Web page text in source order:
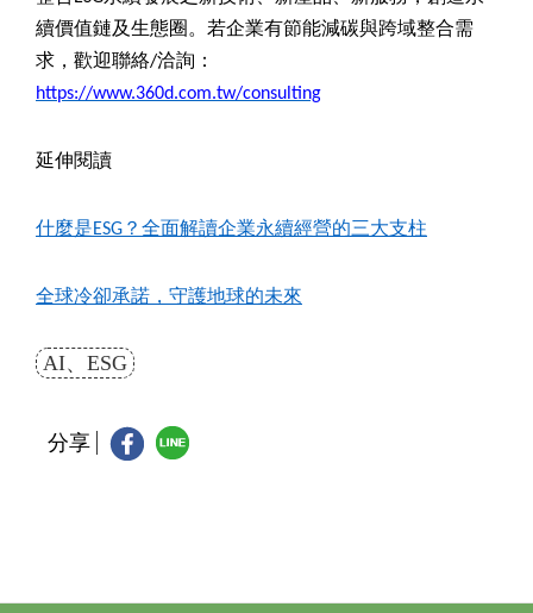
續價值鏈及生態圈。若企業有節能減碳與跨域整合需
求，歡迎聯絡/洽詢：
https://www.360d.com.tw/consulting
延伸閱讀
什麼是ESG ？全面解讀企業永續經營的三大支柱
全球冷卻承諾，守護地球的未來
AI、ESG
分享